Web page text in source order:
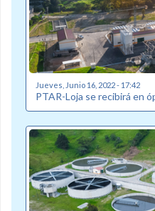
Jueves, Junio 16, 2022 - 17:42
PTAR-Loja se recibirá en